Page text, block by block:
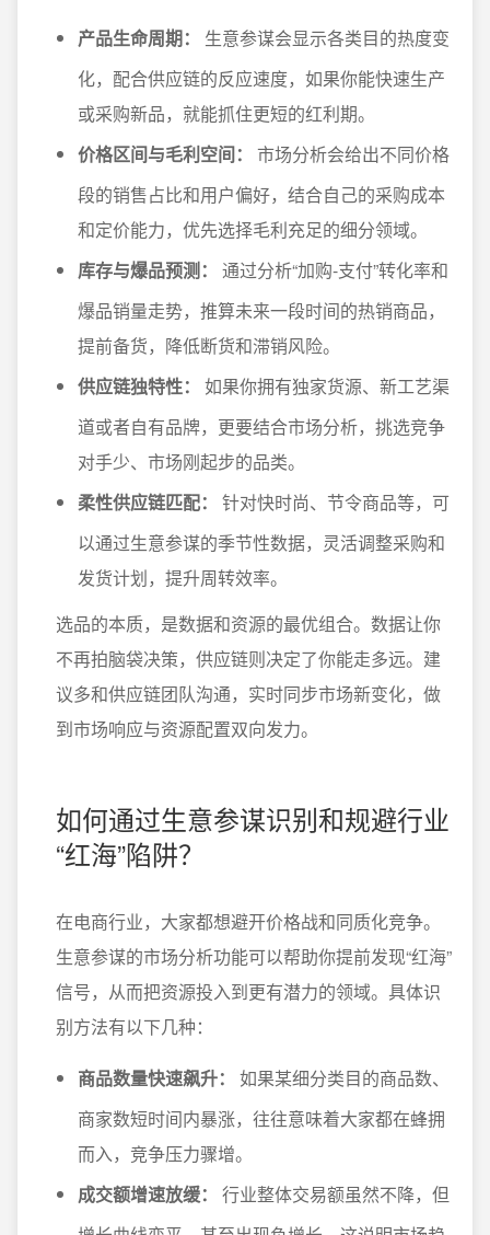
产品生命周期：
生意参谋会显示各类目的热度变
化，配合供应链的反应速度，如果你能快速生产
或采购新品，就能抓住更短的红利期。
价格区间与毛利空间：
市场分析会给出不同价格
段的销售占比和用户偏好，结合自己的采购成本
和定价能力，优先选择毛利充足的细分领域。
库存与爆品预测：
通过分析“加购-支付”转化率和
爆品销量走势，推算未来一段时间的热销商品，
提前备货，降低断货和滞销风险。
供应链独特性：
如果你拥有独家货源、新工艺渠
道或者自有品牌，更要结合市场分析，挑选竞争
对手少、市场刚起步的品类。
柔性供应链匹配：
针对快时尚、节令商品等，可
以通过生意参谋的季节性数据，灵活调整采购和
发货计划，提升周转效率。
选品的本质，是数据和资源的最优组合。数据让你
不再拍脑袋决策，供应链则决定了你能走多远。建
议多和供应链团队沟通，实时同步市场新变化，做
到市场响应与资源配置双向发力。
如何通过生意参谋识别和规避行业
“红海”陷阱？
在电商行业，大家都想避开价格战和同质化竞争。
生意参谋的市场分析功能可以帮助你提前发现“红海”
信号，从而把资源投入到更有潜力的领域。具体识
别方法有以下几种：
商品数量快速飙升：
如果某细分类目的商品数、
商家数短时间内暴涨，往往意味着大家都在蜂拥
而入，竞争压力骤增。
成交额增速放缓：
行业整体交易额虽然不降，但